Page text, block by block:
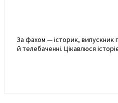
За фахом — історик, випускник
й телебаченні. Цікавлюся